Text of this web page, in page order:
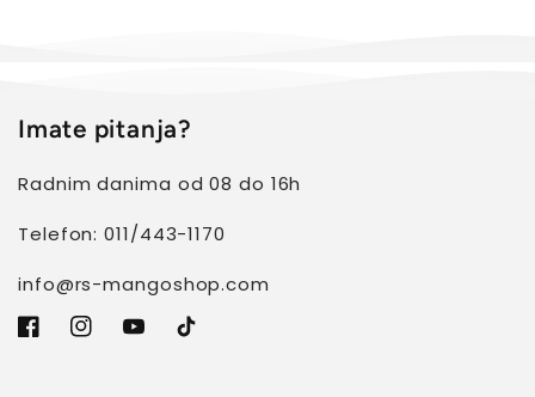
Imate pitanja?
Radnim danima od 08 do 16h
Telefon: 011/443-1170
info@rs-mangoshop.com
FacebookInstagramYouTubeTikTok